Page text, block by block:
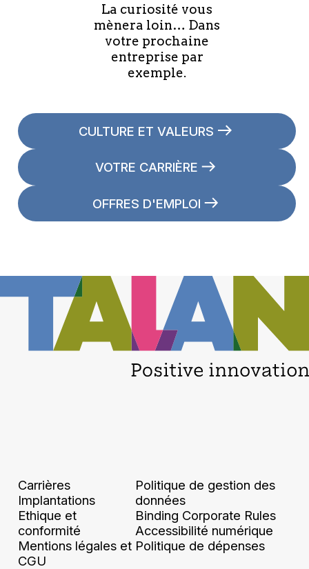
La curiosité vous
mènera loin… Dans
votre prochaine
entreprise par
exemple.
CULTURE ET VALEURS
VOTRE CARRIÈRE
OFFRES D'EMPLOI
Carrières
Implantations
Ethique et
conformité
Mentions légales et
CGU
Politique de gestion des
données
Binding Corporate Rules
Accessibilité numérique
​​Politique de dépenses​